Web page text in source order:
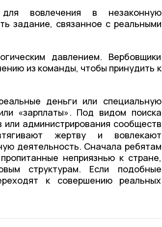
вовлечения в незаконную
задание, связанное с реальными
давлением. Вербовщики
из команды, чтобы принудить к
деньги или специальную
«зарплаты». Под видом поиска
администрирования сообществ
жертву и вовлекают
деятельность. Сначала ребятам
неприязнью к стране,
структурам. Если подобные
к совершению реальных